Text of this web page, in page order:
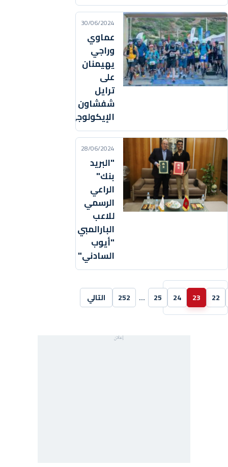
30/06/2024
عماوي
وراجي
يهيمنان
على
ترايل
شفشاون
الإيكولوجي
28/06/2024
"البريد
بنك"
الراعي
الرسمي
للاعب
البارالمبي
"أيوب
السادني"
22
23
24
25
…
252 التالي